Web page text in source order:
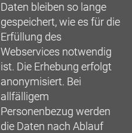
Daten bleiben so lange
gespeichert, wie es für die
Erfüllung des
Webservices notwendig
ist. Die Erhebung erfolgt
anonymisiert. Bei
allfälligem
Personenbezug werden
die Daten nach Ablauf